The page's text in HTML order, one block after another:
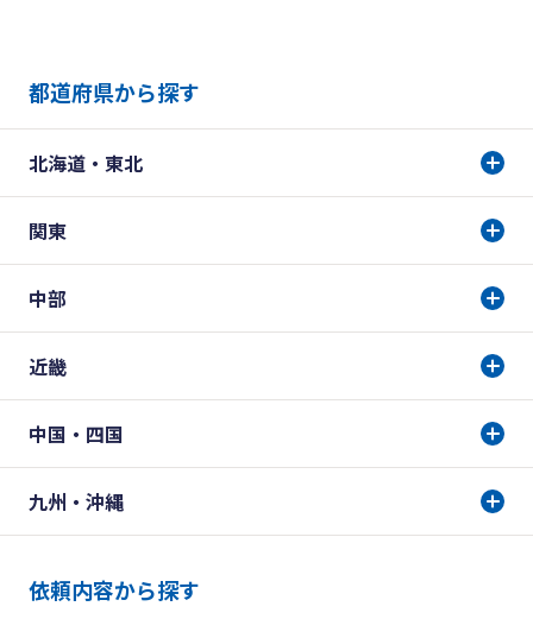
都道府県から探す
北海道・東北
関東
中部
近畿
中国・四国
九州・沖縄
依頼内容から探す